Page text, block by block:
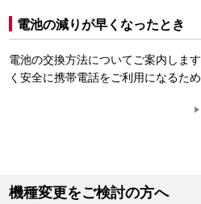
電池の減りが早くなったとき
電池の交換方法についてご案内しま
く安全に携帯電話をご利用になるた
機種変更をご検討の方へ